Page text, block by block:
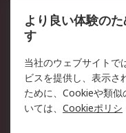
クッキーポリシー
RSについて
会社概要
プレスリリース＆お
より良い体験の
す
当社のウェブサイトで
ビスを提供し、表示さ
ために、Cookieや類
いては、 Cookieポリシ